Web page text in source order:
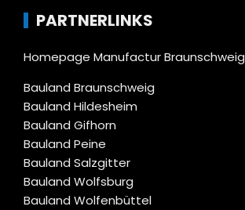
PARTNERLINKS
Homepage Manufactur Braunschweig
Bauland Braunschweig
Bauland Hildesheim
Bauland Gifhorn
Bauland Peine
Bauland Salzgitter
Bauland Wolfsburg
Bauland Wolfenbüttel